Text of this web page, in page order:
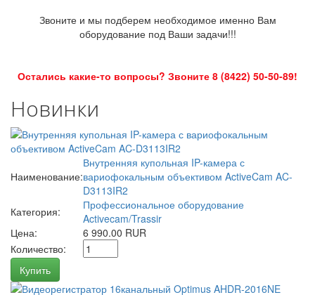
Звоните и мы подберем необходимое именно Вам
оборудование под Ваши задачи!!!
Остались какие-то вопросы? Звоните 8 (8422) 50-50-89!
Новинки
Наименование:
Внутренняя купольная IP-камера с
вариофокальным объективом ActiveCam AC-
D3113IR2
Категория:
Профессиональное оборудование
Activecam/Trassir
Цена:
6 990.00 RUR
Количество:
Купить